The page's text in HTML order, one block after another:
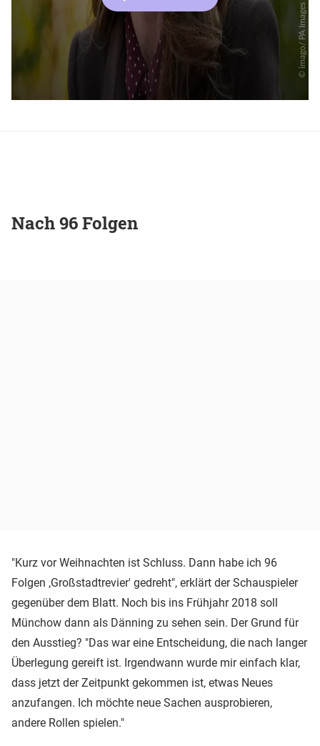
Nach 96 Folgen
"Kurz vor Weihnachten ist Schluss. Dann habe ich 96
Folgen ,Großstadtrevier' gedreht", erklärt der Schauspieler
gegenüber dem Blatt. Noch bis ins Frühjahr 2018 soll
Münchow dann als Dänning zu sehen sein. Der Grund für
den Ausstieg? "Das war eine Entscheidung, die nach langer
Überlegung gereift ist. Irgendwann wurde mir einfach klar,
dass jetzt der Zeitpunkt gekommen ist, etwas Neues
anzufangen. Ich möchte neue Sachen ausprobieren,
andere Rollen spielen."